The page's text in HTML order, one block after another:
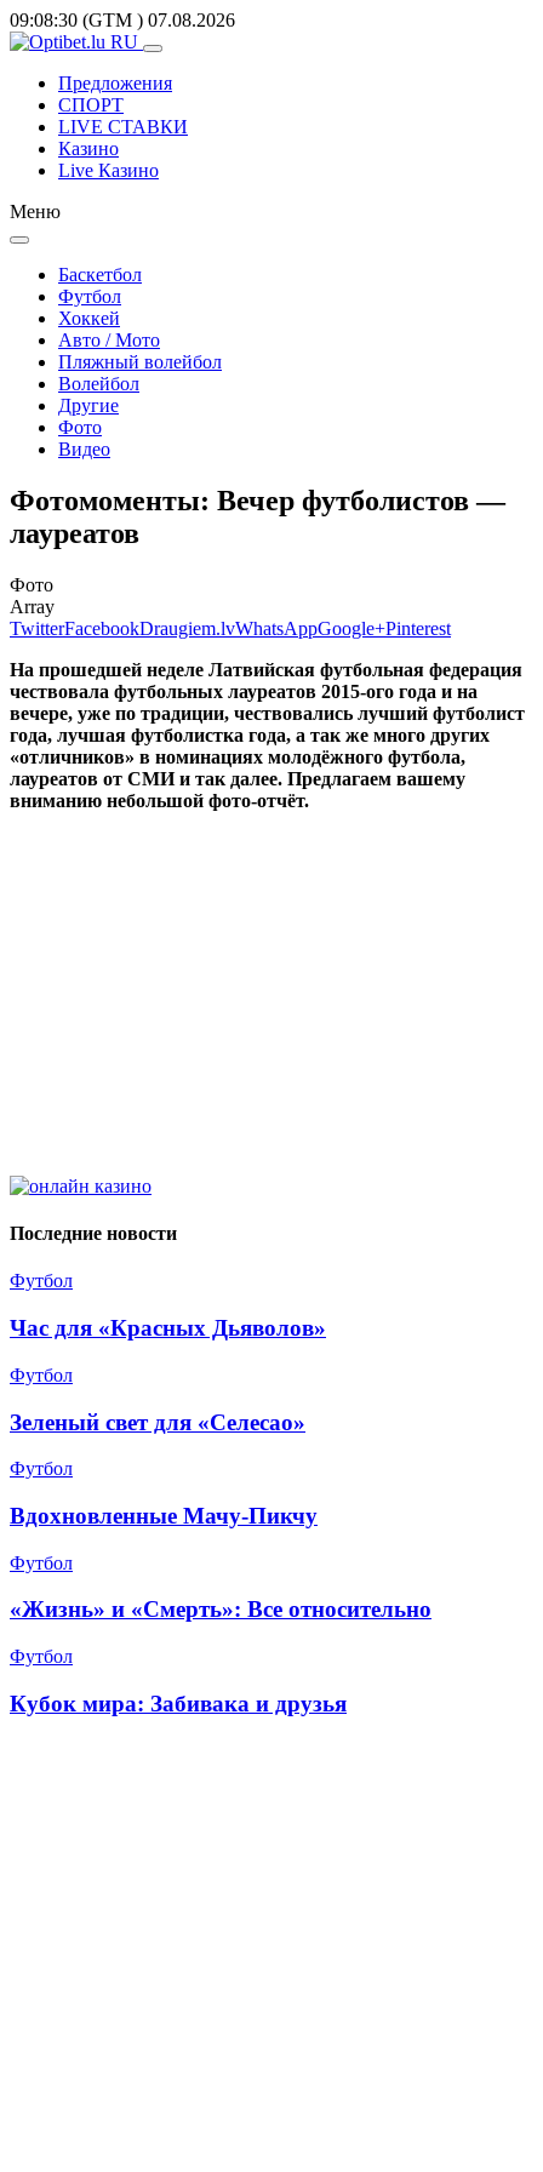
09:08:30 (GTM ) 07.08.2026
Предложения
СПОРТ
LIVE СТАВКИ
Казино
Live Казино
Меню
Баскетбол
Футбол
Хоккей
Авто / Мото
Пляжный волейбол
Волейбол
Другие
Фото
Видео
Фотомоменты: Вечер футболистов —
лауреатов
Фото
Array
TwitterFacebookDraugiem.lvWhatsAppGoogle+Pinterest
На прошедшей неделе Латвийская футбольная федерация
чествовала футбольных лауреатов 2015-ого года и на
вечере, уже по традиции, чествовались лучший футболист
года, лучшая футболистка года, а так же много других
«отличников» в номинациях молодёжного футбола,
лауреатов от СМИ и так далее. Предлагаем вашему
вниманию небольшой фото-отчёт.
Последние новости
Футбол
Час для «Красных Дьяволов»
Футбол
Зеленый свет для «Селесао»
Футбол
Вдохновленные Мачу-Пикчу
Футбол
«Жизнь» и «Смерть»: Все относительно
Футбол
Кубок мира: Забивака и друзья